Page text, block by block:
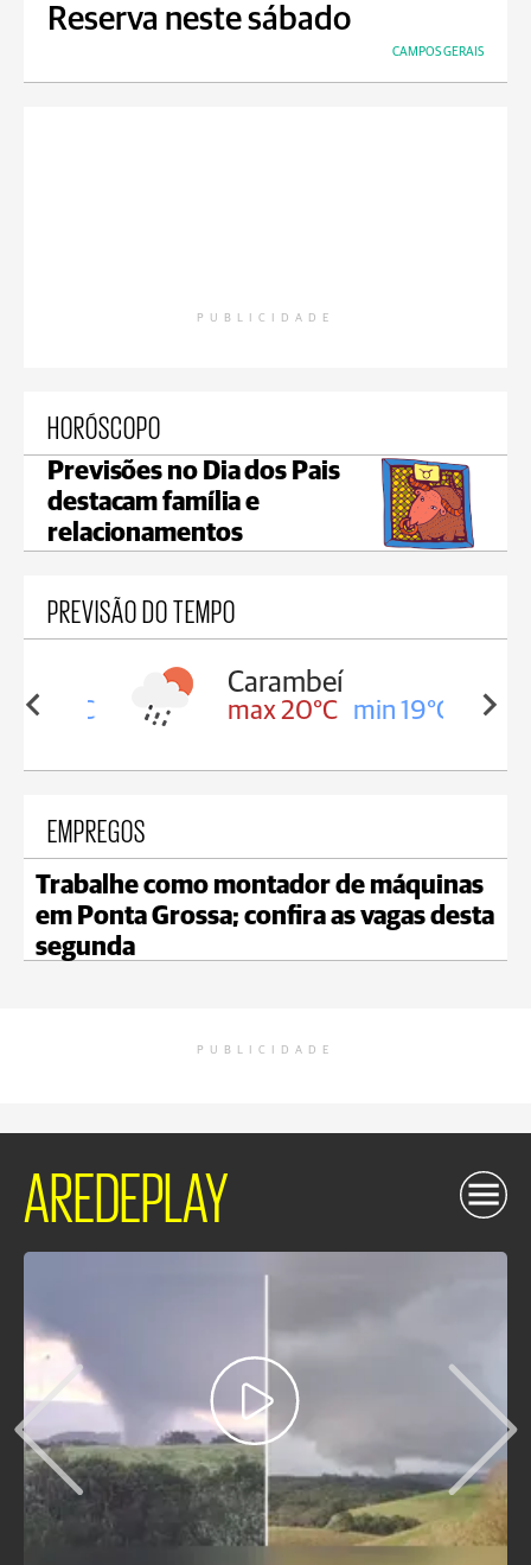
Reserva neste sábado
CAMPOS GERAIS
PUBLICIDADE
HORÓSCOPO
Previsões no Dia dos Pais
destacam família e
relacionamentos
PREVISÃO DO TEMPO
19°C
Carambeí
max 20°C min 19°C
EMPREGOS
Trabalhe como montador de máquinas
em Ponta Grossa; confira as vagas desta
segunda
PUBLICIDADE
AREDEPLAY